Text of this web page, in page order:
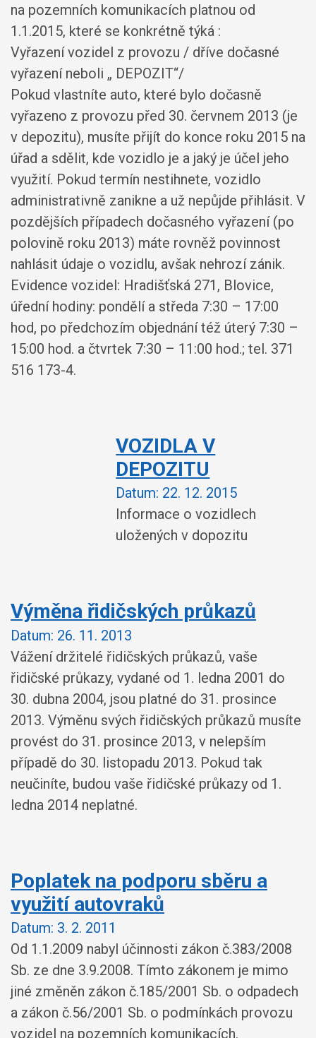
na pozemních komunikacích platnou od
1.1.2015, které se konkrétně týká :
Vyřazení vozidel z provozu / dříve dočasné
vyřazení neboli „ DEPOZIT“/
Pokud vlastníte auto, které bylo dočasně
vyřazeno z provozu před 30. červnem 2013 (je
v depozitu), musíte přijít do konce roku 2015 na
úřad a sdělit, kde vozidlo je a jaký je účel jeho
využití. Pokud termín nestihnete, vozidlo
administrativně zanikne a už nepůjde přihlásit. V
pozdějších případech dočasného vyřazení (po
polovině roku 2013) máte rovněž povinnost
nahlásit údaje o vozidlu, avšak nehrozí zánik.
Evidence vozidel: Hradišťská 271, Blovice,
úřední hodiny: pondělí a středa 7:30 – 17:00
hod, po předchozím objednání též úterý 7:30 –
15:00 hod. a čtvrtek 7:30 – 11:00 hod.; tel. 371
516 173-4.
VOZIDLA V
DEPOZITU
Datum: 22. 12. 2015
Informace o vozidlech
uložených v dopozitu
Výměna řidičských průkazů
Datum: 26. 11. 2013
Vážení držitelé řidičských průkazů, vaše
řidičské průkazy, vydané od 1. ledna 2001 do
30. dubna 2004, jsou platné do 31. prosince
2013. Výměnu svých řidičských průkazů musíte
provést do 31. prosince 2013, v nelepším
případě do 30. listopadu 2013. Pokud tak
neučiníte, budou vaše řidičské průkazy od 1.
ledna 2014 neplatné.
Poplatek na podporu sběru a
využití autovraků
Datum: 3. 2. 2011
Od 1.1.2009 nabyl účinnosti zákon č.383/2008
Sb. ze dne 3.9.2008. Tímto zákonem je mimo
jiné změněn zákon č.185/2001 Sb. o odpadech
a zákon č.56/2001 Sb. o podmínkách provozu
vozidel na pozemních komunikacích.